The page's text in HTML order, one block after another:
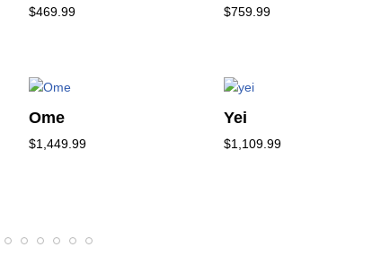
$469.99 $759.99
Ome
$1,449.99
Yei
$1,109.99